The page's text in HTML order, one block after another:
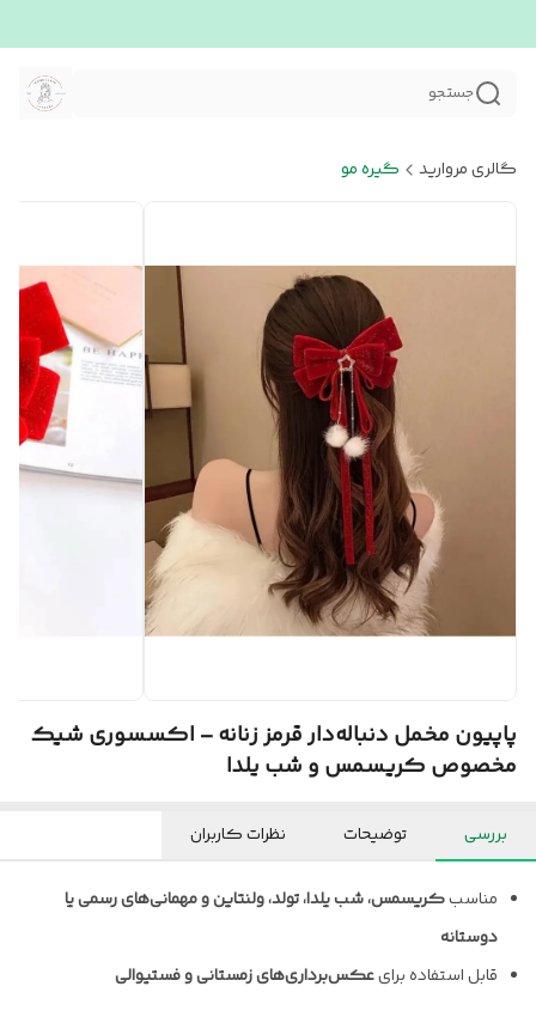
جستجو
گالری مروارید گیره مو
پاپیون مخمل دنباله‌دار قرمز زنانه – اکسسوری شیک
مخصوص کریسمس و شب یلدا
بررسی توضیحات نظرات کاربران
مناسبکریسمس، شب یلدا، تولد، ولنتاین و مهمانی‌های رسمی یا
دوستانه
قابل استفاده برایعکس‌برداری‌های زمستانی و فستیوالی